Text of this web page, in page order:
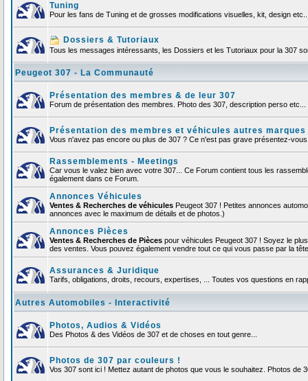
Tuning
Pour les fans de Tuning et de grosses modifications visuelles, kit, design
Dossiers & Tutoriaux
Tous les messages intéressants, les Dossiers et les Tutoriaux pour la 307
Peugeot 307 - La Communauté
Présentation des membres & de leur 307
Forum de présentation des membres. Photo des 307, description perso
Présentation des membres et véhicules autres marques
Vous n'avez pas encore ou plus de 307 ? Ce n'est pas grave présentez-
Rassemblements - Meetings
Car vous le valez bien avec votre 307... Ce Forum contient tous les
également dans ce Forum.
Annonces Véhicules
Ventes & Recherches de véhicules Peugeot 307 ! Petites annonces
annonces avec le maximum de détails et de photos.)
Annonces Pièces
Ventes & Recherches de Pièces pour véhicules Peugeot 307 ! Soyez le
des ventes. Vous pouvez également vendre tout ce qui vous passe par la
Assurances & Juridique
Tarifs, obligations, droits, recours, expertises, ... Toutes vos questions en
Autres Automobiles - Interactivité
Photos, Audios & Vidéos
Des Photos & des Vidéos de 307 et de choses en tout genre...
Photos de 307 par couleurs !
Vos 307 sont ici ! Mettez autant de photos que vous le souhaitez. Photos de